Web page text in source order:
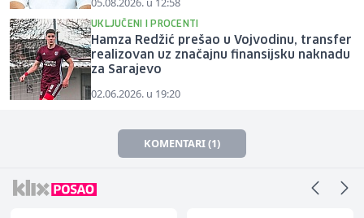
UKLJUČENI I PROCENTI
Hamza Redžić prešao u Vojvodinu, transfer
realizovan uz značajnu finansijsku naknadu
za Sarajevo
02.06.2026. u 19:20
KOMENTARI (1)